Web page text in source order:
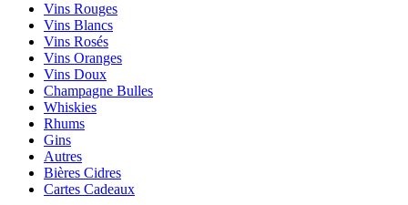
Vins Rouges
Vins Blancs
Vins Rosés
Vins Oranges
Vins Doux
Champagne Bulles
Whiskies
Rhums
Gins
Autres
Bières Cidres
Cartes Cadeaux